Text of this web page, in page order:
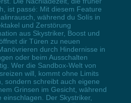
ist passé: Mit diesem Feature
während du Solís in
und Zerstörung
aus Skystriker, Boost und
dir Türen zu neuen
durch Hindernisse in
oder beim Ausschalten
Wer die Sandbox-Welt von
will, kommt ohne Limits
sondern schreibt auch eigene
Grinsen im Gesicht, während
Der Skystriker,